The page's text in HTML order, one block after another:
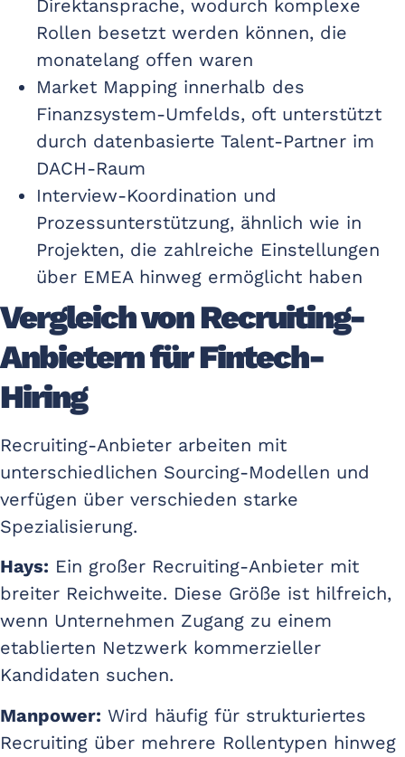
Direktansprache, wodurch komplexe
Rollen besetzt werden können, die
monatelang offen waren
Market Mapping innerhalb des
Finanzsystem-Umfelds, oft unterstützt
durch datenbasierte Talent-Partner im
DACH-Raum
Interview-Koordination und
Prozessunterstützung, ähnlich wie in
Projekten, die zahlreiche Einstellungen
über EMEA hinweg ermöglicht haben
Vergleich von Recruiting-
Anbietern für Fintech-
Hiring
Recruiting-Anbieter arbeiten mit
unterschiedlichen Sourcing-Modellen und
verfügen über verschieden starke
Spezialisierung.
Hays: Ein großer Recruiting-Anbieter mit
breiter Reichweite. Diese Größe ist hilfreich,
wenn Unternehmen Zugang zu einem
etablierten Netzwerk kommerzieller
Kandidaten suchen.
Manpower: Wird häufig für strukturiertes
Recruiting über mehrere Rollentypen hinweg